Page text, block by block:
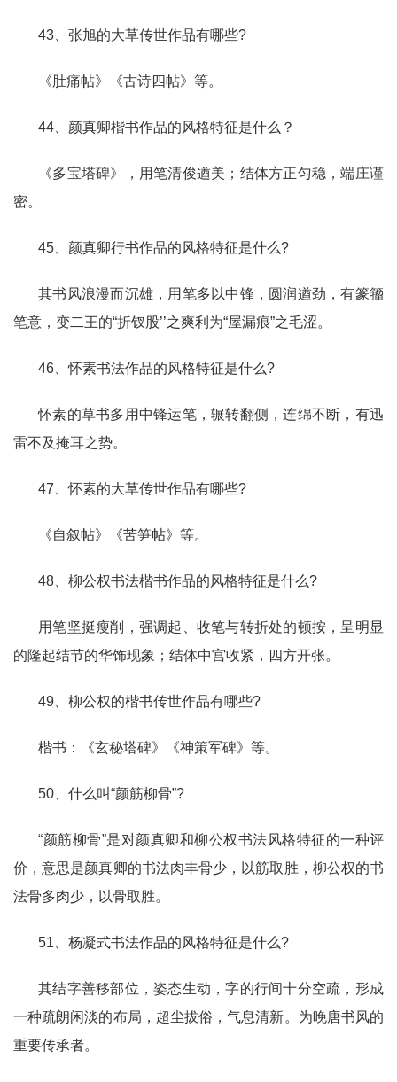
43、张旭的大草传世作品有哪些?
《肚痛帖》《古诗四帖》等。
44、颜真卿楷书作品的风格特征是什么？
《多宝塔碑》，用笔清俊遒美；结体方正匀稳，端庄谨
密。
45、颜真卿行书作品的风格特征是什么?
其书风浪漫而沉雄，用笔多以中锋，圆润遒劲，有篆籀
笔意，变二王的“折钗股’’之爽利为“屋漏痕”之毛涩。
46、怀素书法作品的风格特征是什么?
怀素的草书多用中锋运笔，辗转翻侧，连绵不断，有迅
雷不及掩耳之势。
47、怀素的大草传世作品有哪些?
《自叙帖》《苦笋帖》等。
48、柳公权书法楷书作品的风格特征是什么?
用笔坚挺瘦削，强调起、收笔与转折处的顿按，呈明显
的隆起结节的华饰现象；结体中宫收紧，四方开张。
49、柳公权的楷书传世作品有哪些?
楷书：《玄秘塔碑》《神策军碑》等。
50、什么叫“颜筋柳骨”?
“颜筋柳骨”是对颜真卿和柳公权书法风格特征的一种评
价，意思是颜真卿的书法肉丰骨少，以筋取胜，柳公权的书
法骨多肉少，以骨取胜。
51、杨凝式书法作品的风格特征是什么?
其结字善移部位，姿态生动，字的行间十分空疏，形成
一种疏朗闲淡的布局，超尘拔俗，气息清新。为晚唐书风的
重要传承者。